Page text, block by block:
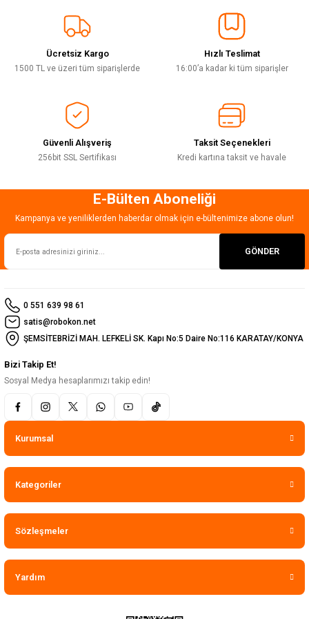
Ürün resmi kalitesiz, bozuk veya görüntülenemiyor.
Ürün açıklamasında eksik bilgiler bulunuyor.
Ürün bilgilerinde hatalar bulunuyor.
Bu ürüne benzer farklı alternatifler olmalı.
Gönder
Deneyimini Paylaş
Ücretsiz Kargo
1500 TL ve üzeri tüm siparişlerde
Hızlı Teslimat
16:00’a kadar ki tüm siparişler
Güvenli Alışveriş
256bit SSL Sertifikası
Taksit Seçenekleri
Kredi kartına taksit ve havale
E-Bülten Aboneliği
Kampanya ve yeniliklerden haberdar olmak için e-bültenimize abone olun!
GÖNDER
0 551 639 98 61
satis@robokon.net
ŞEMSİTEBRİZİ MAH. LEFKELİ SK. Kapı No:5 Daire No:116 KARATAY/KONYA
Bizi Takip Et!
Sosyal Medya hesaplarımızı takip edin!
Kurumsal
Kategoriler
Sözleşmeler
Yardım